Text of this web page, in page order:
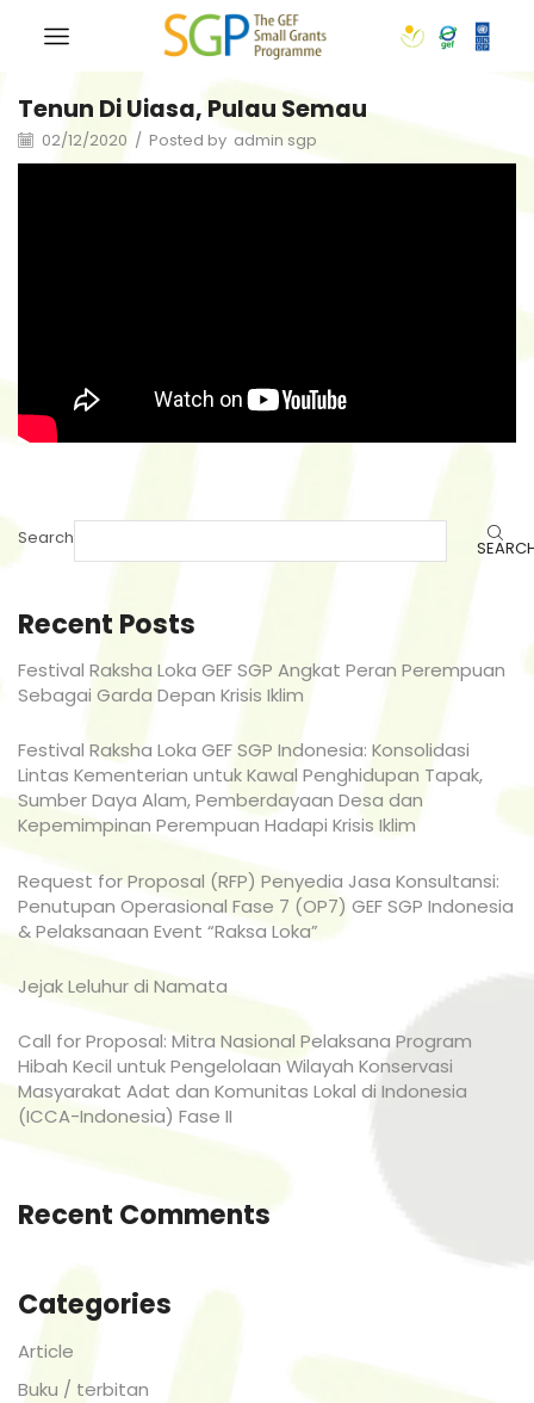
Tenun Di Uiasa, Pulau Semau
02/12/2020 / Posted by admin sgp
Search
Recent Posts
Festival Raksha Loka GEF SGP Angkat Peran Perempuan
Sebagai Garda Depan Krisis Iklim
Festival Raksha Loka GEF SGP Indonesia: Konsolidasi
Lintas Kementerian untuk Kawal Penghidupan Tapak,
Sumber Daya Alam, Pemberdayaan Desa dan
Kepemimpinan Perempuan Hadapi Krisis Iklim
Request for Proposal (RFP) Penyedia Jasa Konsultansi:
Penutupan Operasional Fase 7 (OP7) GEF SGP Indonesia
& Pelaksanaan Event “Raksa Loka”
Jejak Leluhur di Namata
Call for Proposal: Mitra Nasional Pelaksana Program
Hibah Kecil untuk Pengelolaan Wilayah Konservasi
Masyarakat Adat dan Komunitas Lokal di Indonesia
(ICCA-Indonesia) Fase II
Recent Comments
Categories
Article
Buku / terbitan